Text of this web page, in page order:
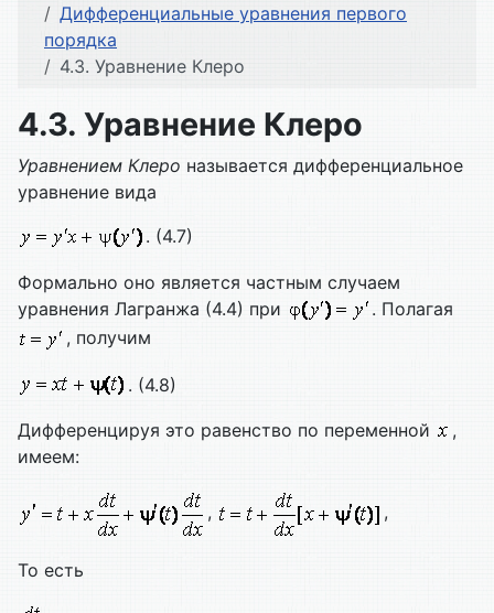
Дифференциальные уравнения первого
порядка
4.3. Уравнение Клеро
4.3. Уравнение Клеро
Уравнением Клеро называется дифференциальное
уравнение вида
. (4.7)
Формально оно является частным случаем
уравнения Лагранжа (4.4) при
. Полагая
, получим
. (4.8)
Дифференцируя это равенство по переменной
,
имеем:
, ,
То есть